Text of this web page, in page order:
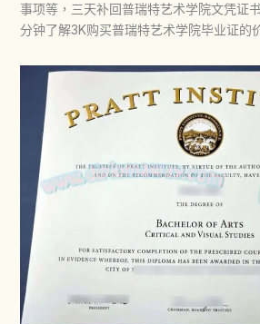
事项等，三天补回普瑞特艺术学院文凭证
分钟了解3K购买普瑞特艺术学院毕业证的